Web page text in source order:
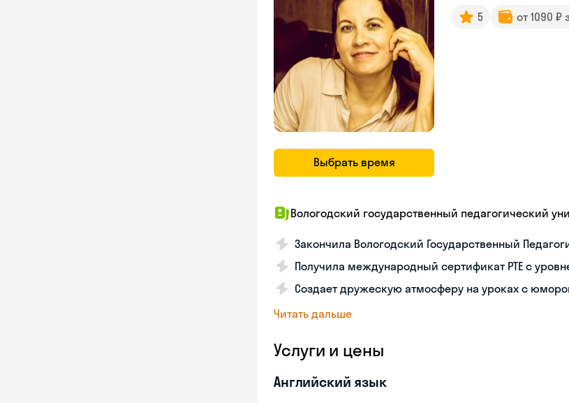
Выбрать время
5 от 1090 ₽
Вологодский государственный педагогический
Закончила Вологодский Государственный
Получила международный сертификат PTE с
Создает дружескую атмосферу на уроках с
Читать дальше
Услуги и цены
Английский язык